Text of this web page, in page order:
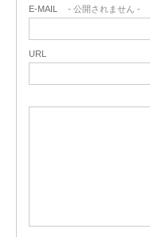
E-MAIL - 公開されません -
URL